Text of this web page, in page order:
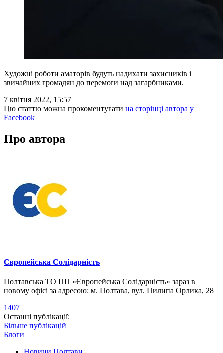
Художні роботи аматорів будуть надихати захисників і
звичайних громадян до перемоги над загарбниками.
7 квітня 2022, 15:57
Цю статтю можна прокоментувати на сторінці автора у
Facebook
Про автора
Європейська Солідарність
Полтавська ТО ПП «Європейська Солідарність» зараз в
новому офісі за адресою: м. Полтава, вул. Пилипа Орлика, 28
1407
Останні публікації:
Більше публікацій
Блоги